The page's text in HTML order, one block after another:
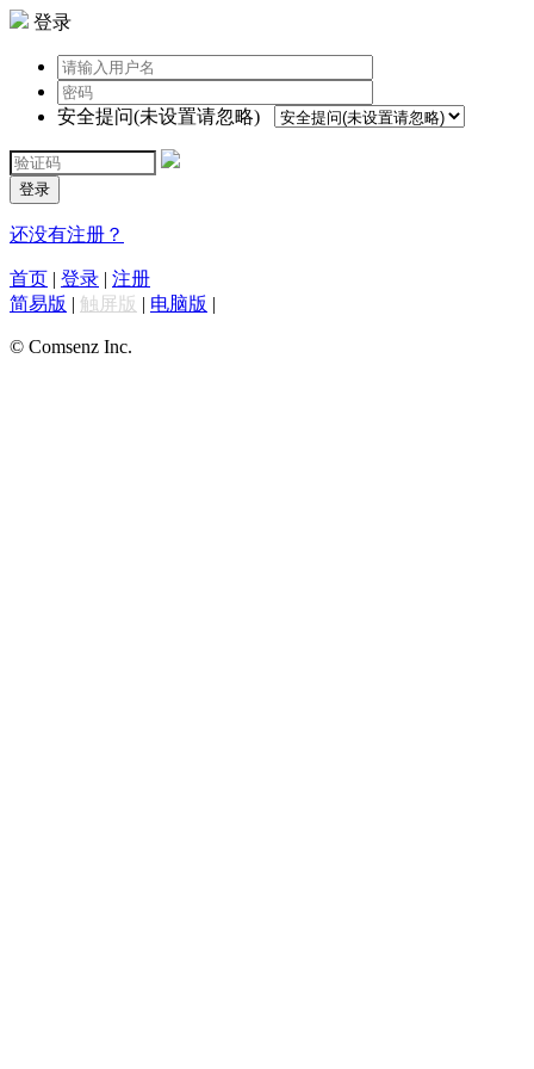
登录
安全提问(未设置请忽略)
登录
还没有注册？
首页 | 登录 | 注册
简易版 | 触屏版 | 电脑版 |
© Comsenz Inc.